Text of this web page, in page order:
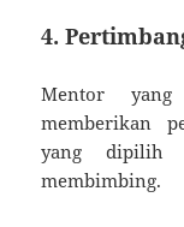
4.
Mentor
memberikan
yang dipilih
membimbing.